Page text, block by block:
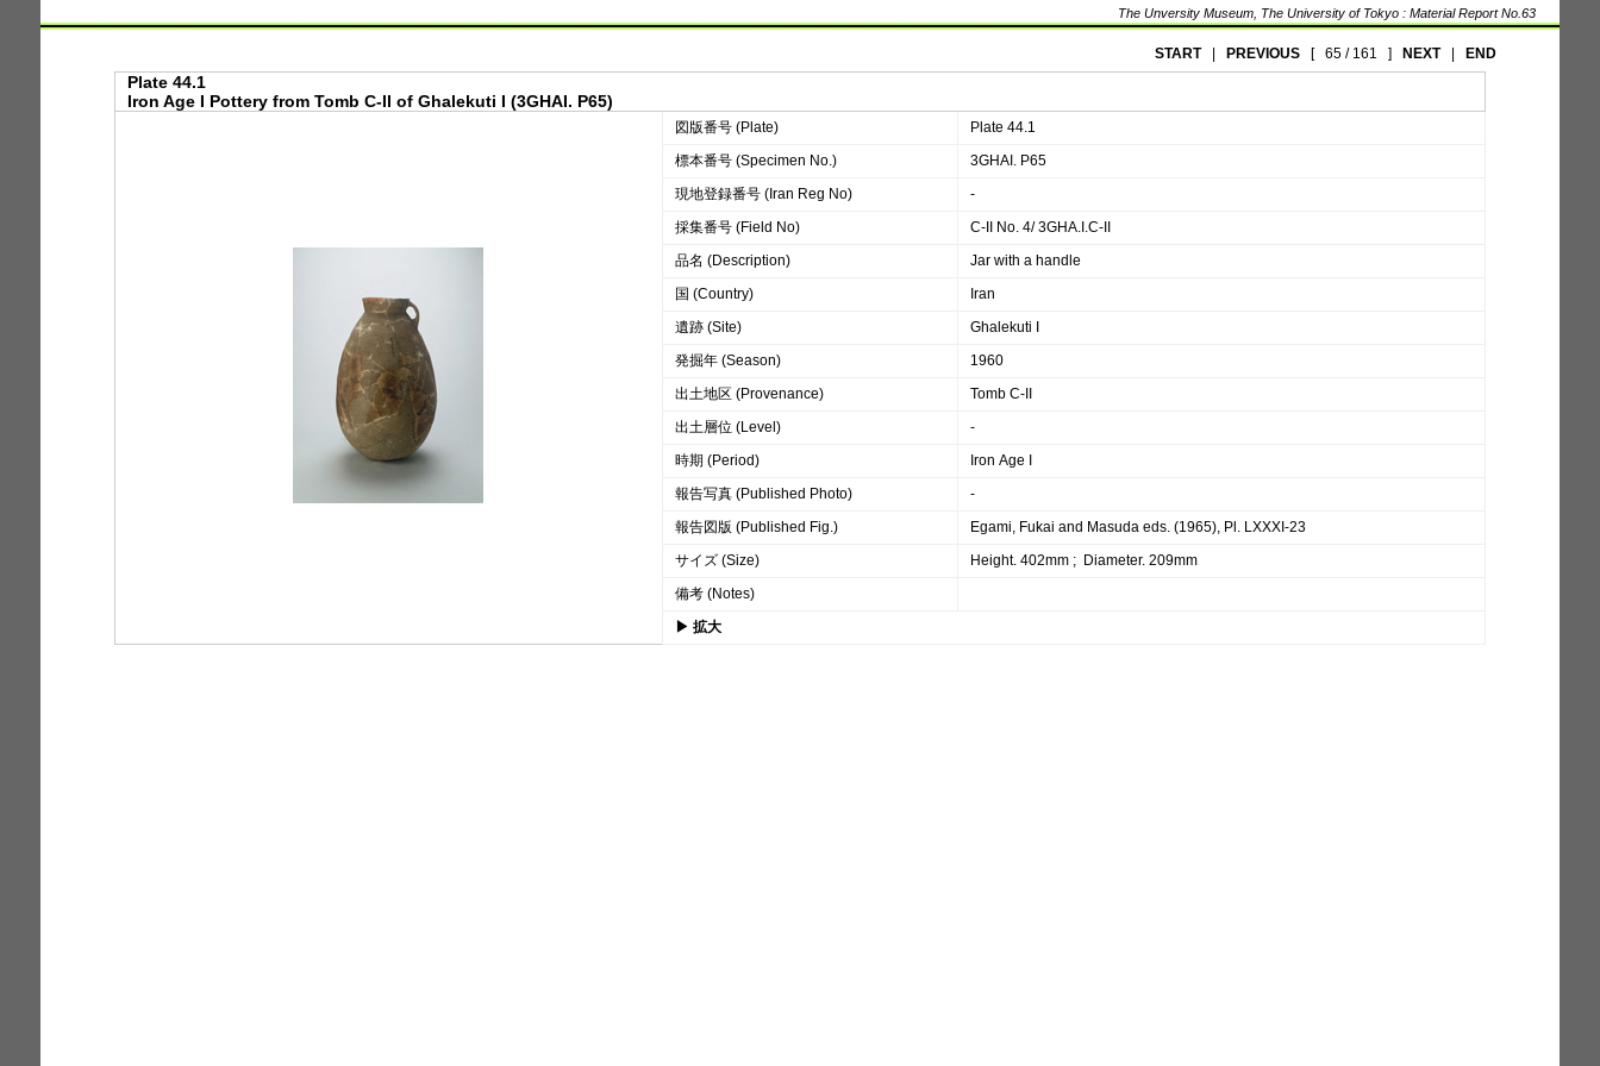
The Unversity Museum, The University of Tokyo : Material Report No.63
START| PREVIOUS[ 65 / 161 ] NEXT| END
Plate 44.1
Iron Age I Pottery from Tomb C-II of Ghalekuti I (3GHAI. P65)
図版番号 (Plate)
Plate 44.1
標本番号 (Specimen No.)
3GHAI. P65
現地登録番号 (Iran Reg No)
‐
採集番号 (Field No)
C-II No. 4/ 3GHA.I.C-II
品名 (Description)
Jar with a handle
国 (Country)
Iran
遺跡 (Site)
Ghalekuti I
発掘年 (Season)
1960
出土地区 (Provenance)
Tomb C-II
出土層位 (Level)
-
時期 (Period)
Iron Age I
報告写真 (Published Photo)
-
報告図版 (Published Fig.)
Egami, Fukai and Masuda eds. (1965), Pl. LXXXI-23
サイズ (Size)
Height. 402mm ; Diameter. 209mm
備考 (Notes)
▶ 拡大